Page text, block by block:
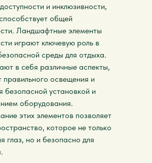
и инклюзивности,
общей
Ландшафтные элементы
играют ключевую роль в
среды для отдыха.
в себя различные аспекты,
правильного освещения и
безопасной установкой и
оборудования.
этих элементов позволяет
которое не только
глаз, но и безопасно для